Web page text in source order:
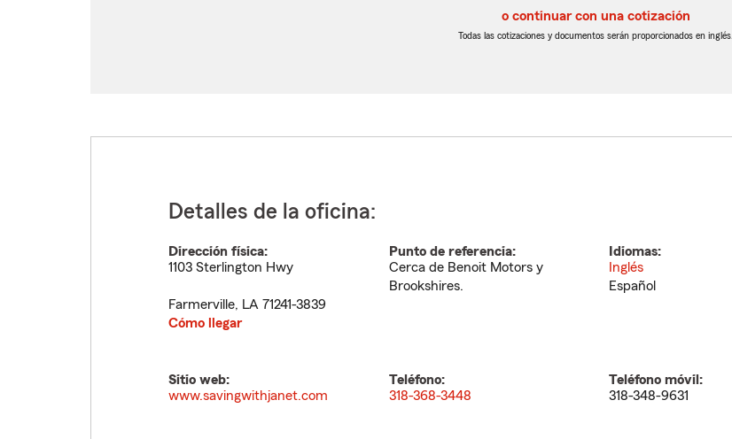
postal
de
postal
de
o continuar con una cotización
Todas las cotizaciones y documentos serán proporcionados en inglés.
Detalles de la oficina:
Dirección física:
1103 Sterlington Hwy
Farmerville, LA 71241-3839
Cómo llegar
Punto de referencia:
Cerca de Benoit Motors y
Brookshires.
Idiomas:
Inglés
Español
Sitio web:
www.savingwithjanet.com
Teléfono:
318-368-3448
Teléfono móvil:
318-348-9631